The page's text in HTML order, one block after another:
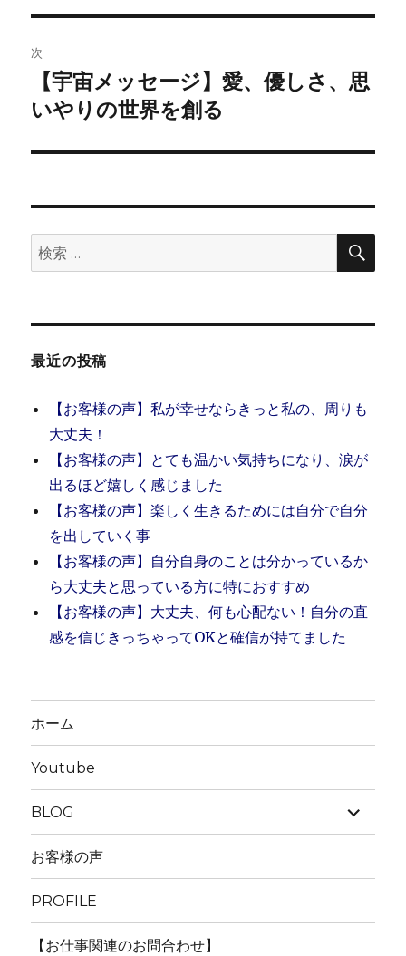
ビ
ゲ
ー
ン
稿:
次
の
稿:
【宇宙メッセージ】愛、優しさ、思
いやりの世界を創る
検
索:
検
最近の投稿
【お客様の声】私が幸せならきっと私の、周りも
大丈夫！
【お客様の声】とても温かい気持ちになり、涙が
出るほど嬉しく感じました
【お客様の声】楽しく生きるためには自分で自分
を出していく事
【お客様の声】自分自身のことは分かっているか
ら大丈夫と思っている方に特におすすめ
【お客様の声】大丈夫、何も心配ない！自分の直
感を信じきっちゃってOKと確信が持てました
ホーム
Youtube
BLOG
ブ
メ
ー
開
お客様の声
PROFILE
【お仕事関連のお問合わせ】